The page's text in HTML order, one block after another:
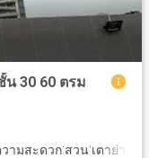
น 30 60 ตรม
ามสะดวก·สวน·เตาย่าง